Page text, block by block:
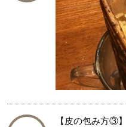
【皮の包み方③